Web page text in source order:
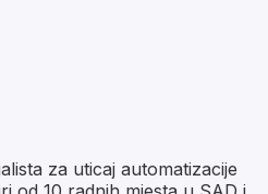
za uticaj automatizacije